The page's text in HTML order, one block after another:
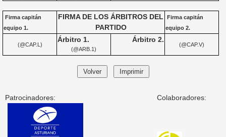
Firma capitán
equipo 1.
FIRMA DE LOS ÁRBITROS DEL
PARTIDO
Firma capitán
equipo 2.
(@CAP.L)
Árbitro 1.
(@ARB.1)
Árbitro 2.
(@CAP.V)
Patrocinadores: Colaboradores: